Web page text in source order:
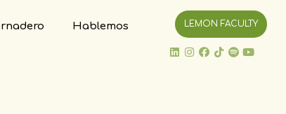
Hablemos LEMON FACULTY